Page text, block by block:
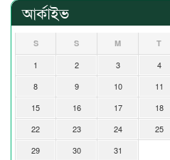
আর্কাইভ
S S M T
1 2 3 4
8
9 10 11
15
16 17 18
22
23 24 25
29
30 31